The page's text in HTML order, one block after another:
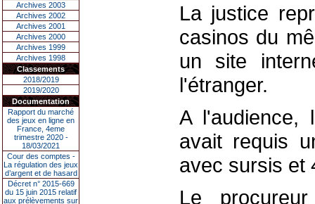
Archives 2003
Archives 2002
Archives 2001
Archives 2000
Archives 1999
Archives 1998
Classements
2018/2019
2019/2020
Documentation
Rapport du marché
des jeux en ligne en
France, 4eme
trimestre 2020 -
18/03/2021
Cour des comptes -
La régulation des jeux
d’argent et de hasard
Décret n° 2015-669
du 15 juin 2015 relatif
aux prélèvements sur
La justice
casinos du
un site
l'étranger.
A l'audience,
avait requis
avec sursis et
Le